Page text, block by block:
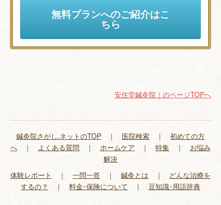
無料プランへのご紹介はこ
ちら
安住堂鍼灸院｜のページTOPへ
鍼灸院さがし.ネットのTOP ｜ 医院検索 ｜ 初めての方
へ ｜ よくある質問 ｜ ホームケア ｜ 特集 ｜ お悩み
解決
体験レポート
｜ 一問一答 ｜ 鍼灸とは ｜ どんな治療を
するの？
｜ 料金･保険について ｜ 豆知識･用語辞典